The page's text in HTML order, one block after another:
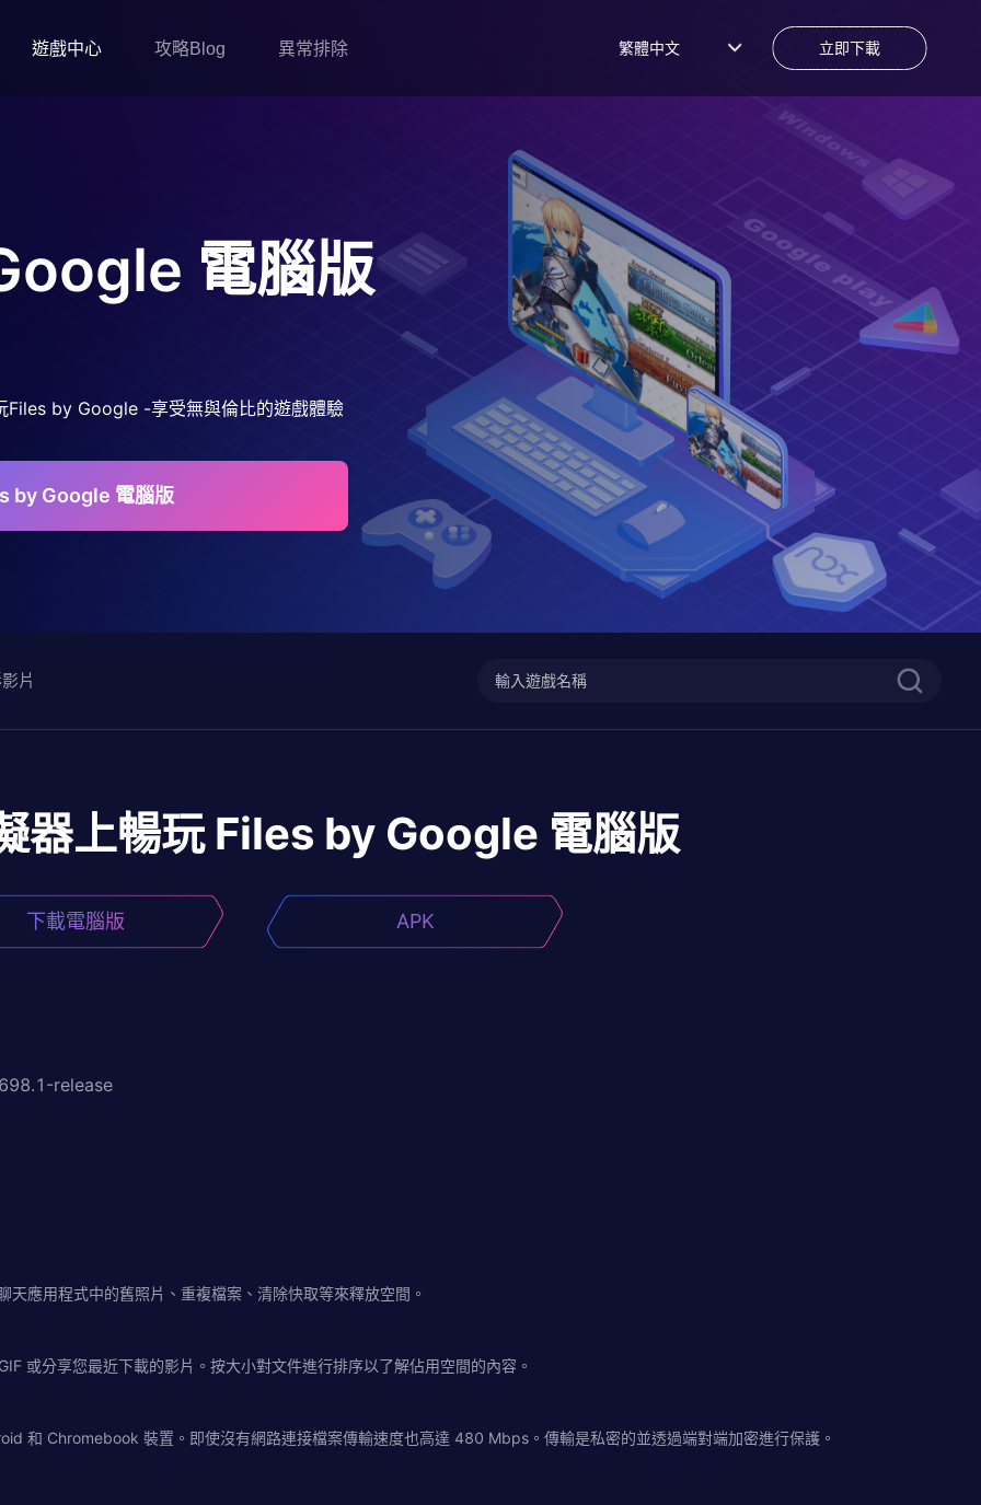
遊戲中心 攻略Blog 異常排除 繁體中文 立即下載
電腦版
Files by Google -享受無與倫比的遊戲體驗
by Google 電腦版
片
器上暢玩 Files by Google 電腦版
下載電腦版 APK
release
應用程式中的舊照片、重複檔案、清除快取等來釋放空間。
或分享您最近下載的影片。按大小對文件進行排序以了解佔用空間的內容。
和 Chromebook 裝置。即使沒有網路連接檔案傳輸速度也高達 480 Mbps。傳輸是私密的並透過端對端加密進行保護。